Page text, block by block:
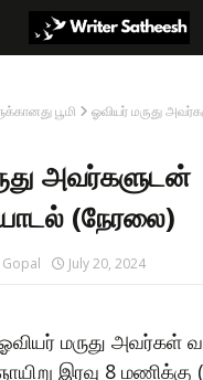
பூமி
ஓவியர் மருது
அவர்களுடன்
(நேரலை)
Gopal July 20, 2024
ஓவியர் மருது அவர்கள்
இரவு 8 மணிக்கு